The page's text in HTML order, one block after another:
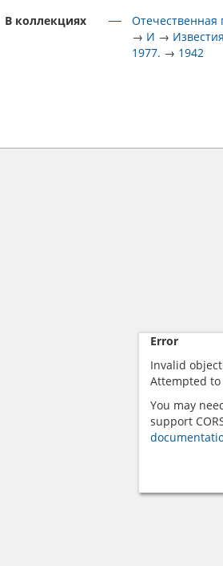
В коллекциях
Отечественная
→ И →
1977. → 1942
Error
Invalid
Attempted to
You may
support